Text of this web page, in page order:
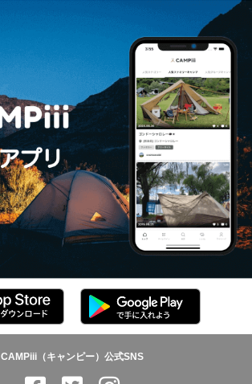
CAMPiii（キャンピー）公式SNS